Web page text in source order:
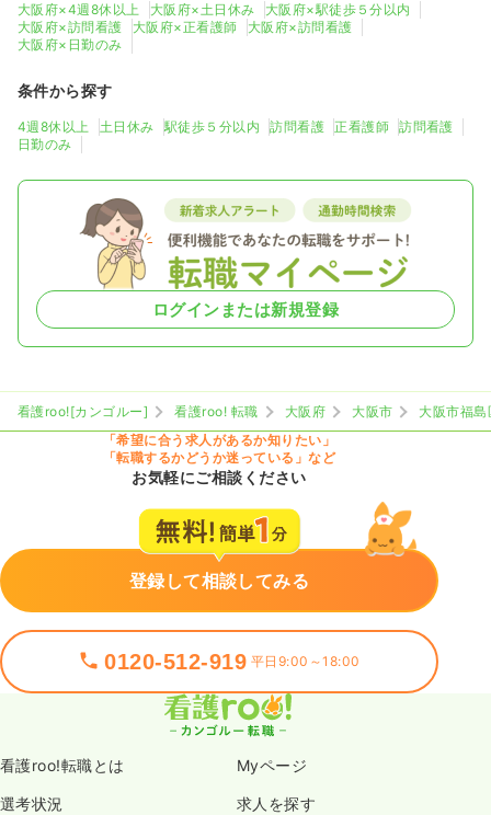
大阪府×4週8休以上 大阪府×土日休み
大阪府×駅徒歩５分以内
大阪府×訪問看護
大阪府×正看護師
大阪府×訪問看護
大阪府×日勤のみ
条件から探す
4週8休以上 土日休み 駅徒歩５分以内 訪問看護 正看護師
訪問看護
日勤のみ
ログインまたは新規登録
看護roo![カンゴルー] 看護roo! 転職 大阪府 大阪市
大阪市福島
「希望に合う求人があるか知りたい」
「転職するかどうか迷っている」など
お気軽にご相談ください
登録して相談してみる
0120-512-919 平日9:00～18:00
看護roo!転職とは Myページ
選考状況 求人を探す